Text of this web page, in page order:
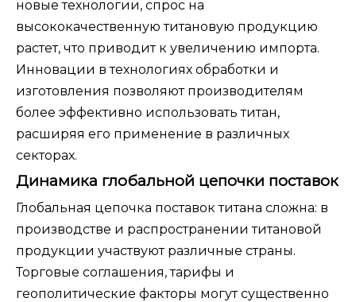
новые технологии, спрос на
высококачественную титановую продукцию
растет, что приводит к увеличению импорта.
Инновации в технологиях обработки и
изготовления позволяют производителям
более эффективно использовать титан,
расширяя его применение в различных
секторах.
Динамика глобальной цепочки поставок
Глобальная цепочка поставок титана сложна: в
производстве и распространении титановой
продукции участвуют различные страны.
Торговые соглашения, тарифы и
геополитические факторы могут существенно